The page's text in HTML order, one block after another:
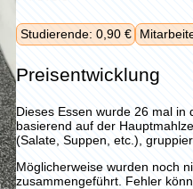
Studierende: 0,90 €
Preisentwicklung
Dieses Essen wurde 26 mal in
basierend auf der
(Salate, Suppen, etc.),
Möglicherweise wurden noch
zusammengeführt. Fehler